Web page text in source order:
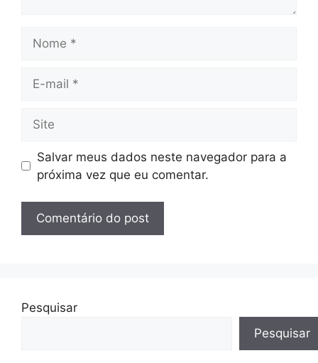
mail
Salvar meus dados neste navegador para a
próxima vez que eu comentar.
Pesquisar
Pesquisar